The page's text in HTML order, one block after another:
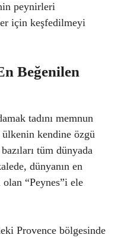
peynirleri
için keşfedilmeyi
Beğenilen
tadını memnun
ülkenin kendine özgü
tüm dünyada
dünyanın en
“Peynes”i ele
Provence bölgesinde